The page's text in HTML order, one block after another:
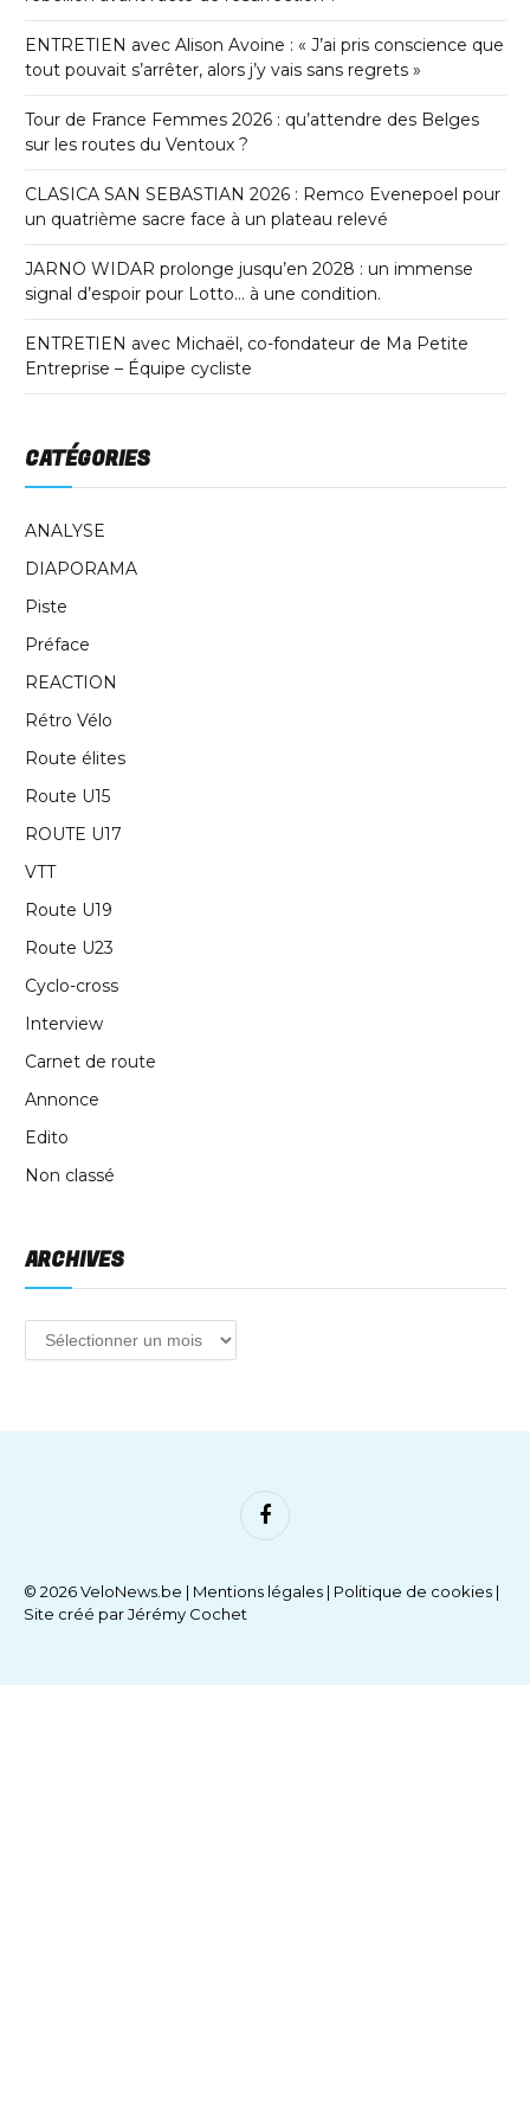
ENTRETIEN avec Alison Avoine : « J’ai pris conscience que
tout pouvait s’arrêter, alors j’y vais sans regrets »
Tour de France Femmes 2026 : qu’attendre des Belges
sur les routes du Ventoux ?
CLASICA SAN SEBASTIAN 2026 : Remco Evenepoel pour
un quatrième sacre face à un plateau relevé
JARNO WIDAR prolonge jusqu’en 2028 : un immense
signal d’espoir pour Lotto… à une condition.
ENTRETIEN avec Michaël, co-fondateur de Ma Petite
Entreprise – Équipe cycliste
CATÉGORIES
ANALYSE
DIAPORAMA
Piste
Préface
REACTION
Rétro Vélo
Route élites
Route U15
ROUTE U17
VTT
Route U19
Route U23
Cyclo-cross
Interview
Carnet de route
Annonce
Edito
Non classé
ARCHIVES
Facebook
© 2026 VeloNews.be | Mentions légales | Politique de cookies |
Site créé parJérémy Cochet